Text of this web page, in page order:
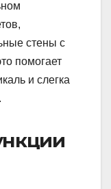
стены с
помогает
и слегка